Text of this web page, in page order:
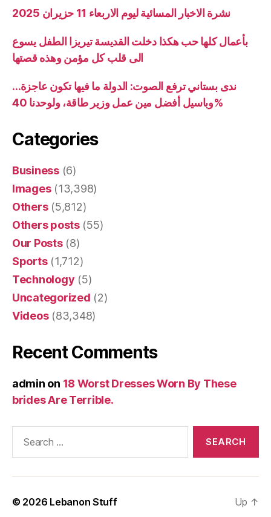
نشرة الاخبار المسائية ليوم الاربعاء 11 حزيران 2025
بأعمال كلها حب هكذا دخلت القديسة تيريزا الطفل يسوع
الى قلب كل مؤمن وهذه قصتها
ندى بستاني ترفع الصوت: الدولة ما فيها تكون عاجزة…
وباسيل أفضل مين عمل وزير طاقة، ولوحدنا 40%
Categories
Business(6)
Images(13,398)
Others(5,812)
Others posts(55)
Our Posts(8)
Sports(1,712)
Technology (5)
Uncategorized (2)
Videos(83,348)
Recent Comments
admin on 18 Worst Dresses Worn By These
brides Are Terrible.
© 2026 Lebanon Stuff Up ↑